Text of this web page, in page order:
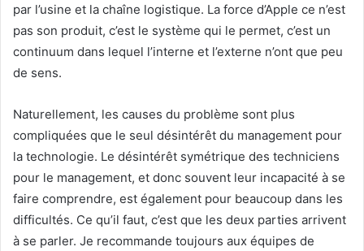
par l’usine et la chaîne logistique. La force d’Apple ce n’est
pas son produit, c’est le système qui le permet, c’est un
continuum dans lequel l’interne et l’externe n’ont que peu
de sens.
Naturellement, les causes du problème sont plus
compliquées que le seul désintérêt du management pour
la technologie. Le désintérêt symétrique des techniciens
pour le management, et donc souvent leur incapacité à se
faire comprendre, est également pour beaucoup dans les
difficultés. Ce qu’il faut, c’est que les deux parties arrivent
à se parler. Je recommande toujours aux équipes de